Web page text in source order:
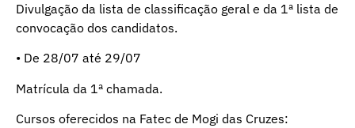
Divulgação da lista de classificação geral e da 1ª lista de
convocação dos candidatos.
• De 28/07 até 29/07
Matrícula da 1ª chamada.
Cursos oferecidos na Fatec de Mogi das Cruzes: